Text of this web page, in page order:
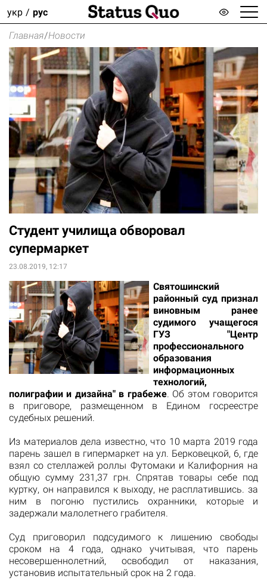
укр рус
Главная/Новости
Студент училища обворовал
супермаркет
23.08.2019, 12:17
Святошинский
районный суд признал
виновным ранее
судимого учащегося
ГУЗ "Центр
профессионального
образования
информационных
технологий,
полиграфии и дизайна" в грабеже. Об этом говорится
в приговоре, размещенном в Едином госреестре
судебных решений.
Из материалов дела известно, что 10 марта 2019 года
парень зашел в гипермаркет на ул. Берковецкой, 6, где
взял со стеллажей роллы Футомаки и Калифорния на
общую сумму 231,37 грн. Спрятав товары себе под
куртку, он направился к выходу, не расплатившись. за
ним в погоню пустились охранники, которые и
задержали малолетнего грабителя.
Суд приговорил подсудимого к лишению свободы
сроком на 4 года, однако учитывая, что парень
несовершеннолетний, освободил от наказания,
установив испытательный срок на 2 года.